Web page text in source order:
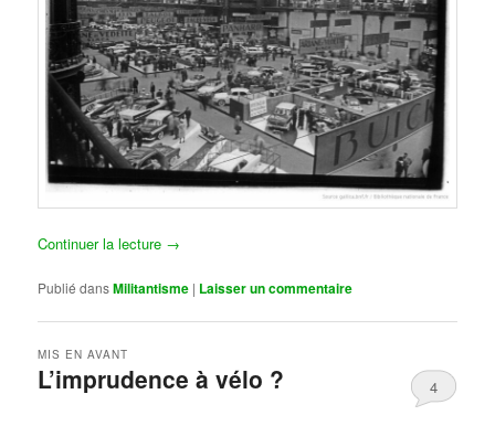
Continuer la lecture →
Publié dansMilitantisme | Laisser un commentaire
L’imprudence à vélo ?
MIS EN AVANT
4